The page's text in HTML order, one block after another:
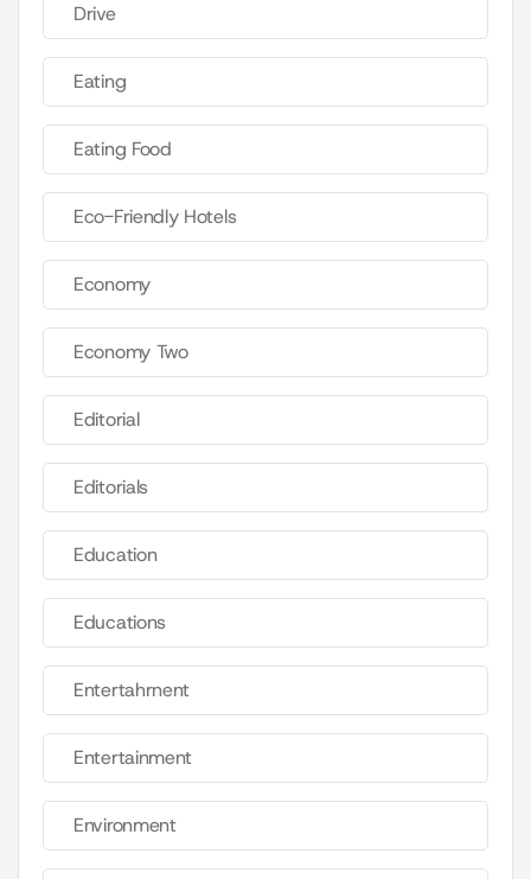
Drive
Eating
Eating Food
Eco-Friendly Hotels
Economy
Economy Two
Editorial
Editorials
Education
Educations
Entertahrnent
Entertainment
Environment